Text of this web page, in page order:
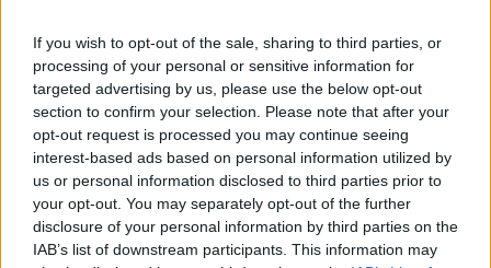
If you wish to opt-out of the sale, sharing to third parties, or
processing of your personal or sensitive information for
targeted advertising by us, please use the below opt-out
section to confirm your selection. Please note that after your
opt-out request is processed you may continue seeing
interest-based ads based on personal information utilized by
us or personal information disclosed to third parties prior to
your opt-out. You may separately opt-out of the further
disclosure of your personal information by third parties on the
IAB’s list of downstream participants. This information may
In evidenza